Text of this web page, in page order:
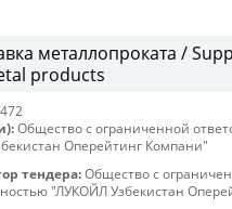
металлопроката /
products
Общество с ограниченной
Оперейтинг Компани"
тендера: Общество с
"ЛУКОЙЛ Узбекистан